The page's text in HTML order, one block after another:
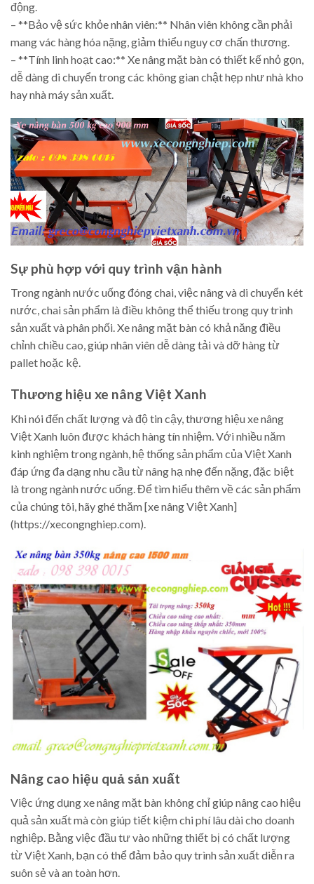
động.
– **Bảo vệ sức khỏe nhân viên:** Nhân viên không cần phải
mang vác hàng hóa nặng, giảm thiểu nguy cơ chấn thương.
– **Tính linh hoạt cao:** Xe nâng mặt bàn có thiết kế nhỏ gọn,
dễ dàng di chuyển trong các không gian chật hẹp như nhà kho
hay nhà máy sản xuất.
Sự phù hợp với quy trình vận hành
Trong ngành nước uống đóng chai, việc nâng và di chuyển két
nước, chai sản phẩm là điều không thể thiếu trong quy trình
sản xuất và phân phối. Xe nâng mặt bàn có khả năng điều
chỉnh chiều cao, giúp nhân viên dễ dàng tải và dỡ hàng từ
pallet hoặc kệ.
Thương hiệu xe nâng Việt Xanh
Khi nói đến chất lượng và độ tin cậy, thương hiệu xe nâng
Việt Xanh luôn được khách hàng tín nhiệm. Với nhiều năm
kinh nghiệm trong ngành, hệ thống sản phẩm của Việt Xanh
đáp ứng đa dạng nhu cầu từ nâng hạ nhẹ đến nặng, đặc biệt
là trong ngành nước uống. Để tìm hiểu thêm về các sản phẩm
của chúng tôi, hãy ghé thăm [xe nâng Việt Xanh]
(https://xecongnghiep.com).
Nâng cao hiệu quả sản xuất
Việc ứng dụng xe nâng mặt bàn không chỉ giúp nâng cao hiệu
quả sản xuất mà còn giúp tiết kiệm chi phí lâu dài cho doanh
nghiệp. Bằng việc đầu tư vào những thiết bị có chất lượng
từ Việt Xanh, bạn có thể đảm bảo quy trình sản xuất diễn ra
suôn sẻ và an toàn hơn.